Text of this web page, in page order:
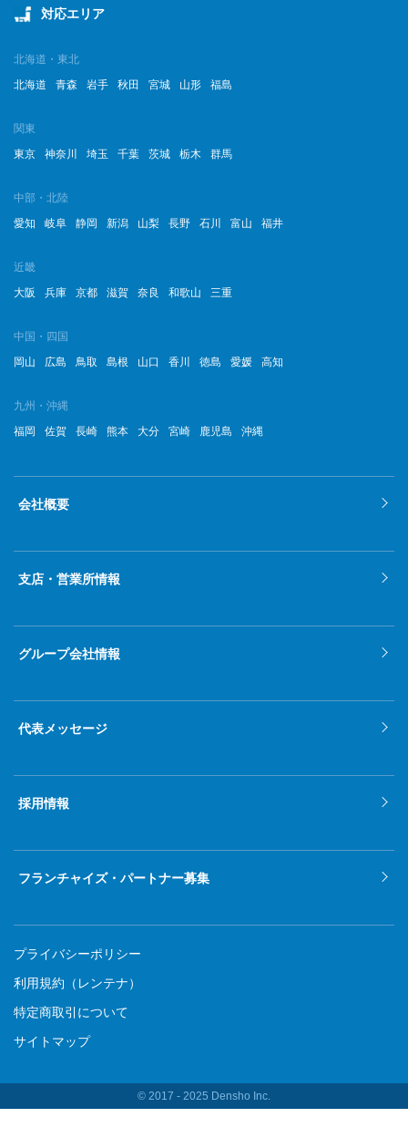
対応エリア
北海道・東北
北海道
青森 岩手 秋田 宮城 山形 福島
関東
東京
神奈川 埼玉 千葉 茨城 栃木 群馬
中部・北陸
愛知
岐阜 静岡 新潟 山梨 長野 石川 富山 福井
近畿
大阪
兵庫 京都 滋賀 奈良 和歌山 三重
中国・四国
岡山
広島 鳥取 島根 山口 香川 徳島 愛媛 高知
九州・沖縄
福岡
佐賀 長崎 熊本 大分 宮崎 鹿児島 沖縄
会社概要
支店・営業所情報
グループ会社情報
代表メッセージ
採用情報
フランチャイズ・パートナー募集
プライバシーポリシー
利用規約（レンテナ）
特定商取引について
サイトマップ
© 2017 ‐ 2025 Densho Inc.